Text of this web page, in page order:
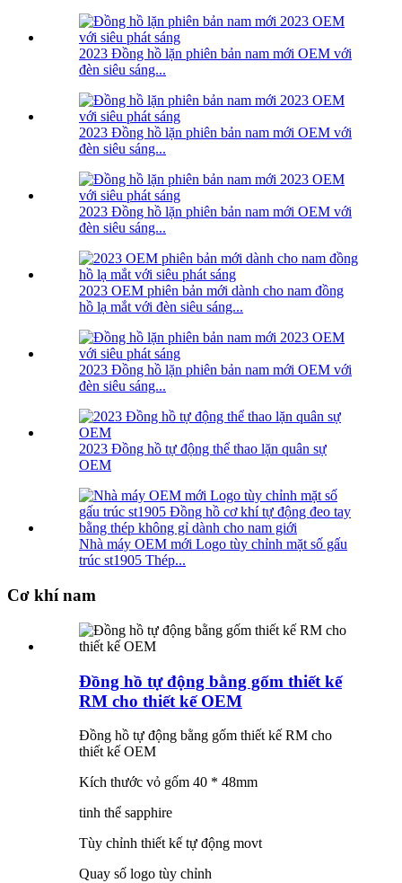
2023 Đồng hồ lặn phiên bản nam mới OEM với
đèn siêu sáng...
2023 Đồng hồ lặn phiên bản nam mới OEM với
đèn siêu sáng...
2023 Đồng hồ lặn phiên bản nam mới OEM với
đèn siêu sáng...
2023 OEM phiên bản mới dành cho nam đồng
hồ lạ mắt với đèn siêu sáng...
2023 Đồng hồ lặn phiên bản nam mới OEM với
đèn siêu sáng...
2023 Đồng hồ tự động thể thao lặn quân sự
OEM
Nhà máy OEM mới Logo tùy chỉnh mặt số gấu
trúc st1905 Thép...
Cơ khí nam
Đồng hồ tự động bằng gốm thiết kế
RM cho thiết kế OEM
Đồng hồ tự động bằng gốm thiết kế RM cho
thiết kế OEM
Kích thước vỏ gốm 40 * 48mm
tinh thể sapphire
Tùy chỉnh thiết kế tự động movt
Quay số logo tùy chỉnh